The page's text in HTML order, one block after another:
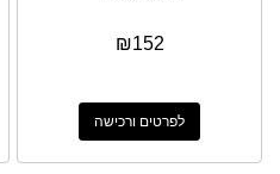
₪152
לפרטים ורכישה